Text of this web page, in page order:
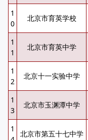
1
0
北京市育英学校
1
1
北京市育英中学
1
2
北京十一实验中学
1
3
北京市玉渊潭中学
1
北京市第五十七中学